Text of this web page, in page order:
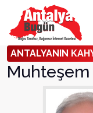
ANTALYANIN
Muhteşem
Arama Yap!